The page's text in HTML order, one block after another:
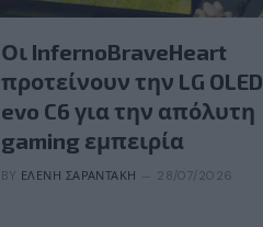
Οι InfernoBraveHeart
προτείνουν την LG OLED
evo C6 για την απόλυτη
gaming εμπειρία
BY ΕΛΈΝΗ ΣΑΡΑΝΤΆΚΗ 28/07/2026